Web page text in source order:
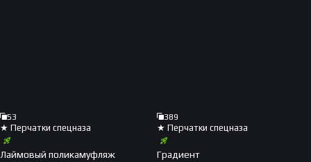
53
★ Перчатки спецназа
Лаймовый поликамуфляж
389
★ Перчатки спецназа
Градиент